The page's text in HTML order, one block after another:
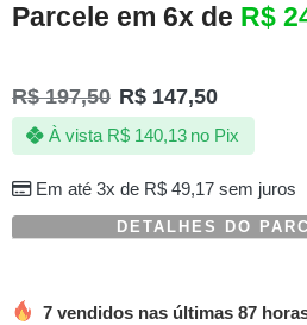
Parcele em 6x de R$
R$197,50 R$ 147,50
Em até 3x de R$49,17sem juros
À vista R$140,13 no Pix
DETALHES DO
7 vendidos nas últimas 87